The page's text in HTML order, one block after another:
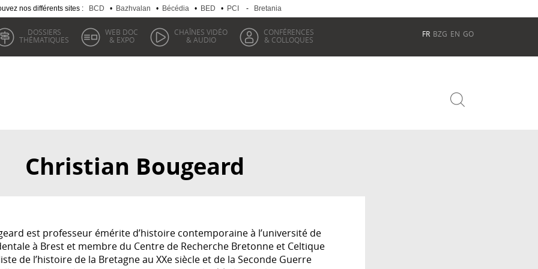
nos différents sites : BCD • Bazhvalan • Bécédia • BED • PCI - Bretania
DOSSIERS
THÉMATIQUES
WEB DOC
& EXPO
CHAÎNES VIDÉO
& AUDIO
CONFÉRENCES
& COLLOQUES
FR BZG EN GO
Christian Bougeard
est professeur émérite d’histoire contemporaine à l’université de
à Brest et membre du Centre de Recherche Bretonne et Celtique
de l’histoire de la Bretagne au XXe siècle et de la Seconde Guerre